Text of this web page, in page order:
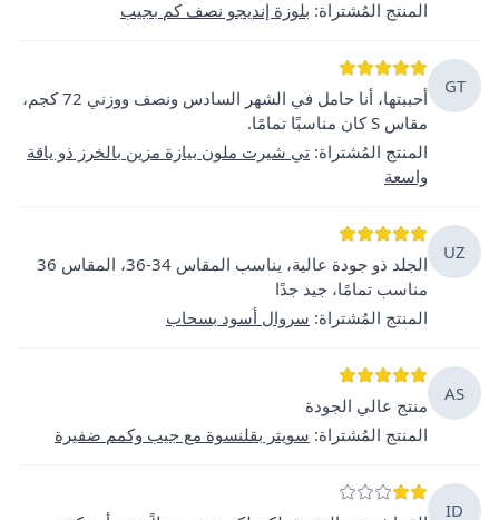
المنتج المُشتراة: بلوزة إنديجو نصف كم بجيب
GT
أحببتها، أنا حامل في الشهر السادس ونصف ووزني 72 كجم،
مقاس S كان مناسبًا تمامًا.
المنتج المُشتراة: تي شيرت ملون بيازة مزين بالخرز ذو ياقة
واسعة
UZ
الجلد ذو جودة عالية، يناسب المقاس 34-36، المقاس 36
مناسب تمامًا، جيد جدًا
المنتج المُشتراة: سروال أسود بسحاب
AS
منتج عالي الجودة
المنتج المُشتراة: سويتر بقلنسوة مع جيب وكمم ضفيرة
ID